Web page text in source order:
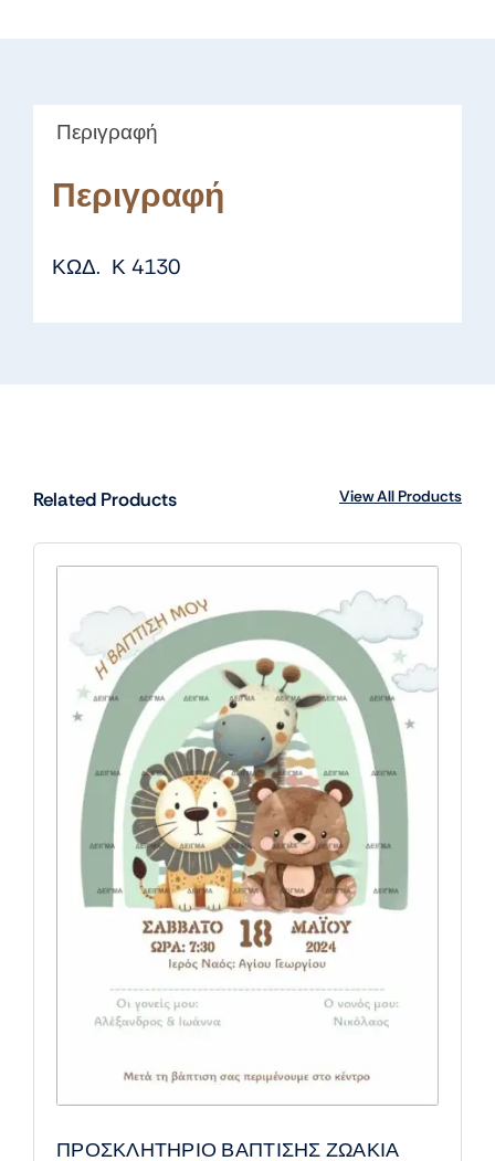
Περιγραφή
Περιγραφή
ΚΩΔ. Κ 4130
Related Products View All Products
ΠΡΟΣΚΛΗΤΗΡΙΟ ΒΑΠΤΙΣΗΣ ΖΩΑΚΙΑ